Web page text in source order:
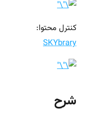
کنترل محتوا:
SKYbrary
شرح